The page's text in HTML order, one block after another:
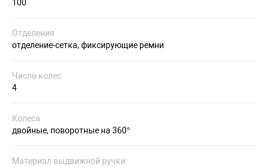
100
Отделения
отделение-сетка, фиксирующие ремни
Число колес
4
Колеса
двойные, поворотные на 360°
Материал выдвижной ручки